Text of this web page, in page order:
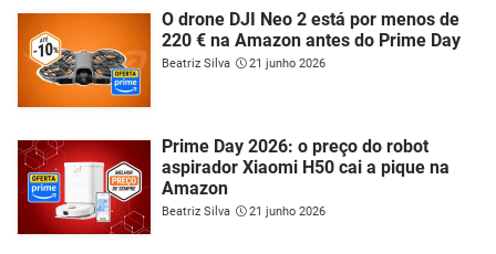
O drone DJI Neo 2 está por menos de
220 € na Amazon antes do Prime Day
Beatriz Silva 21 junho 2026
Prime Day 2026: o preço do robot
aspirador Xiaomi H50 cai a pique na
Amazon
Beatriz Silva 21 junho 2026